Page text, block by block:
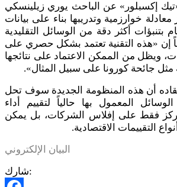
إكسبلور» عن الباحث يوري زيلينسكي
خوارزمية وتدريبها بناء على بيانات
بتنبؤات أكثر دقة من الوسائل التقليدية
إن «هذه التقنية تعتمد بشكل حصري على
ويظل من الممكن الاعتماد على نتائجها
جائحة كورونا على سبيل المثال».
أن هذه المنظومة الجديدة سوف تحل
المعمول بها حالياً لتقييم أداء
تركز فقط على إفلاس الشركات، بل يمكن
التقييمات الاقتصادية.
البيان الإلكتروني
شارك: